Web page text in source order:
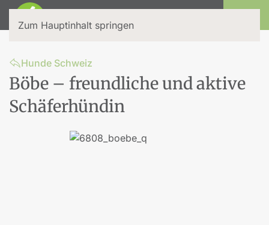
Zum Hauptinhalt springen
Hunde Schweiz
Böbe – freundliche und aktive
Schäferhündin